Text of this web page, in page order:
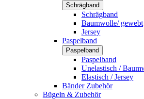
Schrägband
Schrägband
Baumwolle/ gewebt
Jersey
Paspelband
Paspelband
Paspelband
Unelastisch /
Elastisch / Jersey
Bänder Zubehör
Bügeln & Zubehör